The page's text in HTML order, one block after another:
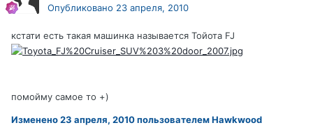
Опубликовано 23 апреля, 2010
кстати есть такая машинка называется Тойота FJ
помойму самое то +)
Изменено23 апреля, 2010пользователем Hawkwood